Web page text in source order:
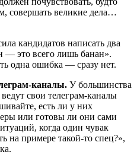
совершать великие дела…
кандидатов написать два
— это всего лишь банан».
одна ошибка — сразу нет.
каналы. У большинства
свои телеграм-каналы
есть ли у них
или готовы ли они сами
когда один чувак
на примере такой-то спец?»,